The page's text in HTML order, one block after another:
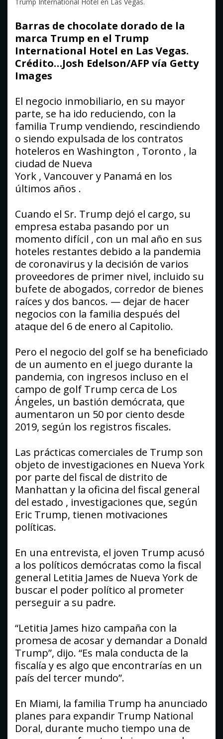
Barras de chocolate dorado de la
marca Trump en el Trump
International Hotel en Las Vegas.
Crédito…Josh Edelson/AFP vía Getty
Images
El negocio inmobiliario, en su mayor
parte, se ha ido reduciendo, con la
familia Trump vendiendo, rescindiendo
o siendo expulsada de los contratos
hoteleros en Washington , Toronto , la
ciudad de Nueva
York , Vancouver y Panamá en los
últimos años .
Cuando el Sr. Trump dejó el cargo, su
empresa estaba pasando por un
momento difícil , con un mal año en sus
hoteles restantes debido a la pandemia
de coronavirus y la decisión de varios
proveedores de primer nivel, incluido su
bufete de abogados, corredor de bienes
raíces y dos bancos. — dejar de hacer
negocios con la familia después del
ataque del 6 de enero al Capitolio.
Pero el negocio del golf se ha beneficiado
de un aumento en el juego durante la
pandemia, con ingresos incluso en el
campo de golf Trump cerca de Los
Ángeles, un bastión demócrata, que
aumentaron un 50 por ciento desde
2019, según los registros fiscales.
Las prácticas comerciales de Trump son
objeto de investigaciones en Nueva York
por parte del fiscal de distrito de
Manhattan y la oficina del fiscal general
del estado , investigaciones que, según
Eric Trump, tienen motivaciones
políticas.
En una entrevista, el joven Trump acusó
a los políticos demócratas como la fiscal
general Letitia James de Nueva York de
buscar el poder político al prometer
perseguir a su padre.
“Letitia James hizo campaña con la
promesa de acosar y demandar a Donald
Trump”, dijo. “Es mala conducta de la
fiscalía y es algo que encontrarías en un
país del tercer mundo”.
En Miami, la familia Trump ha anunciado
planes para expandir Trump National
Doral, durante mucho tiempo una de